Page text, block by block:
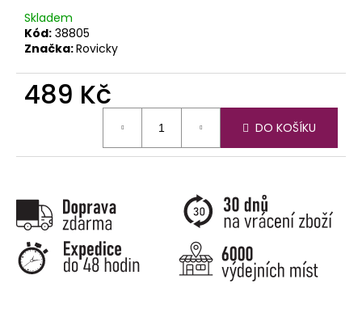
Skladem
Kód: 38805
Značka:Rovicky
489 Kč
DO KOŠÍKU